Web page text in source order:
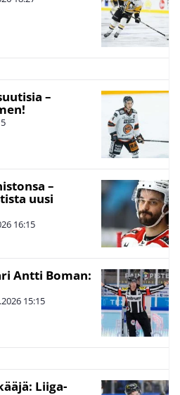
–
–
uusi
16:15
Antti Boman:
15:15
Liiga-